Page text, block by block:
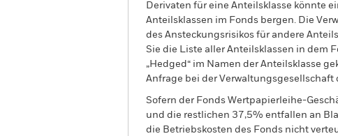
Derivaten für eine Anteilsklasse könnte
Anteilsklassen im Fonds bergen. Die
des Ansteckungsrisikos für andere
Sie die Liste aller Anteilsklassen in dem
„Hedged“ im Namen der Anteilsklasse
Anfrage bei der Verwaltungsgesellschaft
Sofern der Fonds Wertpapierleihe-
und die restlichen 37,5% entfallen an
die Betriebskosten des Fonds nicht